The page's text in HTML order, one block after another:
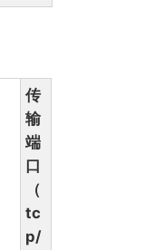
传
输
端
口
（
tc
p/